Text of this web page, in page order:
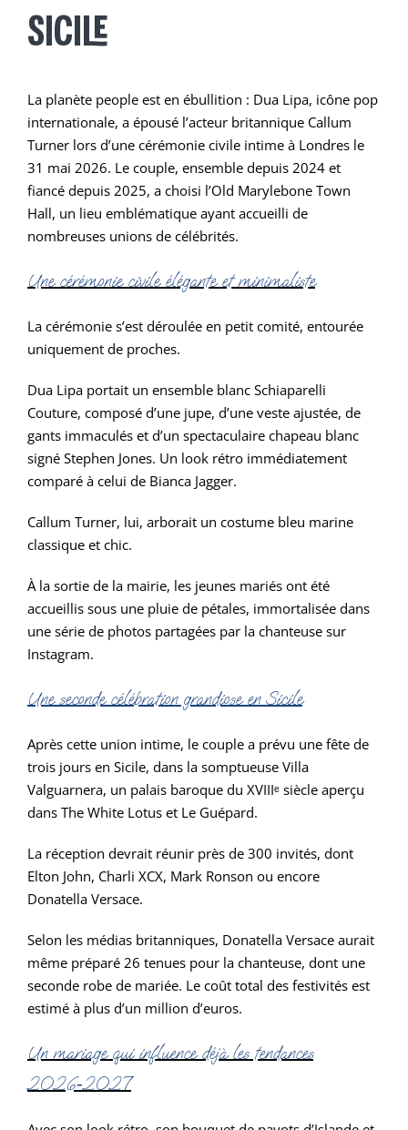
SICILE
La planète people est en ébullition : Dua Lipa, icône pop
internationale, a épousé l’acteur britannique Callum
Turner lors d’une cérémonie civile intime à Londres le
31 mai 2026. Le couple, ensemble depuis 2024 et
fiancé depuis 2025, a choisi l’Old Marylebone Town
Hall, un lieu emblématique ayant accueilli de
nombreuses unions de célébrités.
Une cérémonie civile élégante et minimaliste
La cérémonie s’est déroulée en petit comité, entourée
uniquement de proches.
Dua Lipa portait un ensemble blanc Schiaparelli
Couture, composé d’une jupe, d’une veste ajustée, de
gants immaculés et d’un spectaculaire chapeau blanc
signé Stephen Jones. Un look rétro immédiatement
comparé à celui de Bianca Jagger.
Callum Turner, lui, arborait un costume bleu marine
classique et chic.
À la sortie de la mairie, les jeunes mariés ont été
accueillis sous une pluie de pétales, immortalisée dans
une série de photos partagées par la chanteuse sur
Instagram.
Une seconde célébration grandiose en Sicile
Après cette union intime, le couple a prévu une fête de
trois jours en Sicile, dans la somptueuse Villa
Valguarnera, un palais baroque du XVIIIᵉ siècle aperçu
dans The White Lotus et Le Guépard.
La réception devrait réunir près de 300 invités, dont
Elton John, Charli XCX, Mark Ronson ou encore
Donatella Versace.
Selon les médias britanniques, Donatella Versace aurait
même préparé 26 tenues pour la chanteuse, dont une
seconde robe de mariée. Le coût total des festivités est
estimé à plus d’un million d’euros.
Un mariage qui influence déjà les tendances
2026‑2027